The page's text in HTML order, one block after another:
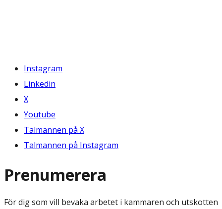
Instagram
Linkedin
X
Youtube
Talmannen på X
Talmannen på Instagram
Prenumerera
För dig som vill bevaka arbetet i kammaren och utskotten